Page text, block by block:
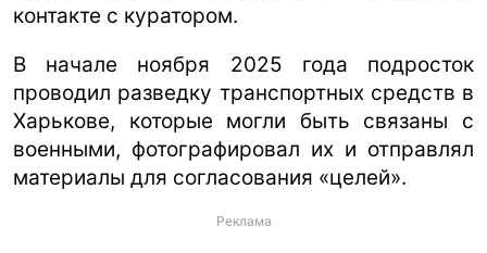
контакте с куратором.
В начале ноября 2025 года подросток
проводил разведку транспортных средств в
Харькове, которые могли быть связаны с
военными, фотографировал их и отправлял
материалы для согласования «целей».
Реклама